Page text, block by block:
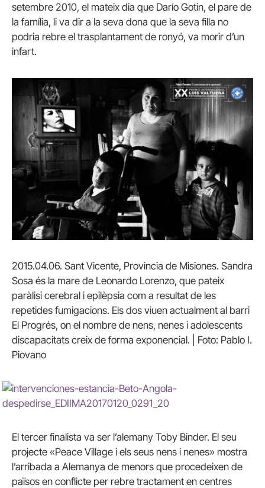
setembre 2010, el mateix dia que Darío Gotin, el pare de
la família, li va dir a la seva dona que la seva filla no
podria rebre el trasplantament de ronyó, va morir d’un
infart.
2015.04.06. Sant Vicente, Provincia de Misiones. Sandra
Sosa és la mare de Leonardo Lorenzo, que pateix
paràlisi cerebral i epilèpsia com a resultat de les
repetides fumigacions. Els dos viuen actualment al barri
El Progrés, on el nombre de nens, nenes i adolescents
discapacitats creix de forma exponencial. | Foto: Pablo I.
Piovano
El tercer finalista va ser l’alemany Toby Binder. El seu
projecte «Peace Village i els seus nens i nenes» mostra
l’arribada a Alemanya de menors que procedeixen de
països en conflicte per rebre tractament en centres